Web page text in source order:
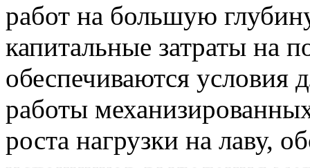
работ на большую
капитальные затраты на
обеспечиваются условия
работы
роста нагрузки на лаву,